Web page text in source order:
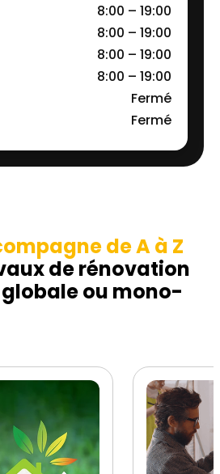
8:00 – 19:00
8:00 – 19:00
8:00 – 19:00
8:00 – 19:00
Fermé
Fermé
de A à Z
de rénovation
ou mono-